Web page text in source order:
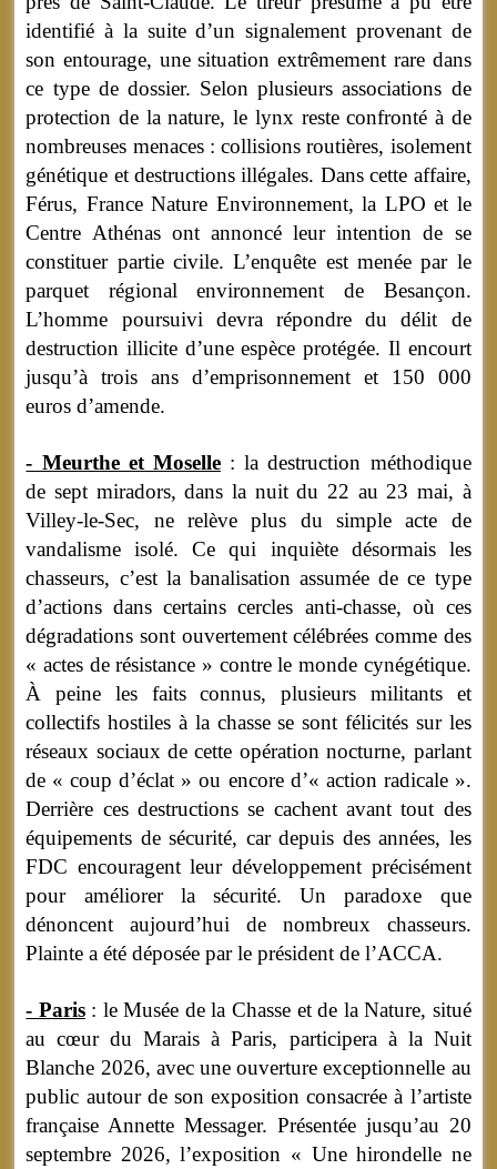
identifié à la suite d’un signalement provenant de
son entourage, une situation extrêmement rare dans
ce type de dossier. Selon plusieurs associations de
protection de la nature, le lynx reste confronté à de
nombreuses menaces : collisions routières, isolement
génétique et destructions illégales. Dans cette affaire,
Férus, France Nature Environnement, la LPO et le
Centre Athénas ont annoncé leur intention de se
constituer partie civile. L’enquête est menée par le
parquet régional environnement de Besançon.
L’homme poursuivi devra répondre du délit de
destruction illicite d’une espèce protégée. Il encourt
jusqu’à trois ans d’emprisonnement et 150 000
euros d’amende.
- Meurthe et Moselle: la destruction méthodique
de sept miradors, dans la nuit du 22 au 23 mai, à
Villey-le-Sec, ne relève plus du simple acte de
vandalisme isolé. Ce qui inquiète désormais les
chasseurs, c’est la banalisation assumée de ce type
d’actions dans certains cercles anti-chasse, où ces
dégradations sont ouvertement célébrées comme des
« actes de résistance » contre le monde cynégétique.
À peine les faits connus, plusieurs militants et
collectifs hostiles à la chasse se sont félicités sur les
réseaux sociaux de cette opération nocturne, parlant
de « coup d’éclat » ou encore d’« action radicale ».
Derrière ces destructions se cachent avant tout des
équipements de sécurité, car depuis des années, les
FDC encouragent leur développement précisément
pour améliorer la sécurité. Un paradoxe que
dénoncent aujourd’hui de nombreux chasseurs.
Plainte a été déposée par le président de l’ACCA.
- Paris: le Musée de la Chasse et de la Nature, situé
au cœur du Marais à Paris, participera à la Nuit
Blanche 2026, avec une ouverture exceptionnelle au
public autour de son exposition consacrée à l’artiste
française Annette Messager. Présentée jusqu’au 20
septembre 2026, l’exposition « Une hirondelle ne